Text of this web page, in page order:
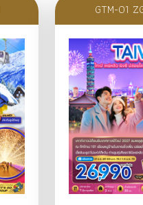
GTM-01